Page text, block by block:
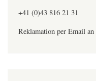
+41 (0)43 816 21 31
Reklamation per Email an